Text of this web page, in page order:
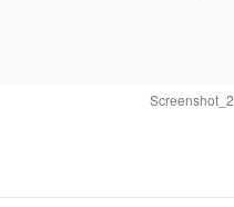
Screenshot_2